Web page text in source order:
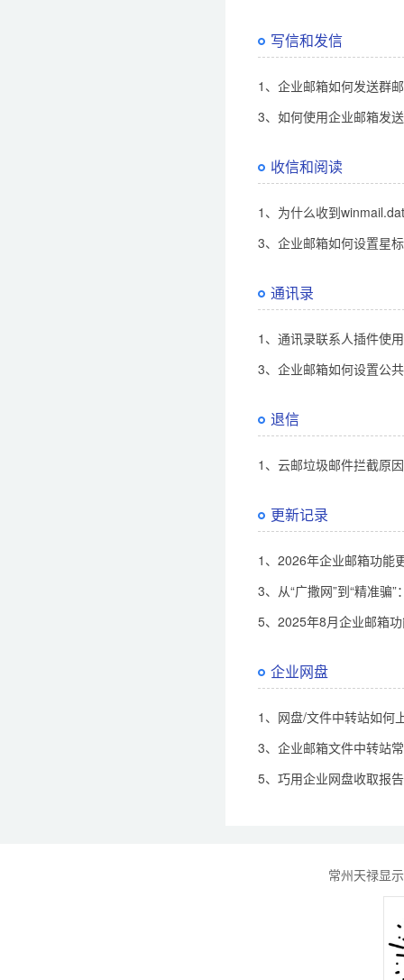
写信和发信
1、企业邮箱如何发送群
3、如何使用企业邮箱发
收信和阅读
1、为什么收到
3、企业邮箱如何设置星
通讯录
1、通讯录联系人插件使
3、企业邮箱如何设置公
退信
1、云邮垃圾邮件拦截原
更新记录
1、2026年企业邮箱功能
3、从“广撒网”到“精准骗
5、2025年8月企业邮箱
企业网盘
1、网盘/文件中转站如何
3、企业邮箱文件中转站
5、巧用企业网盘收取报
常州天禄显